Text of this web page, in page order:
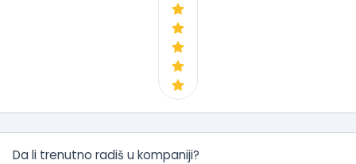
Da li trenutno radiš u kompaniji?